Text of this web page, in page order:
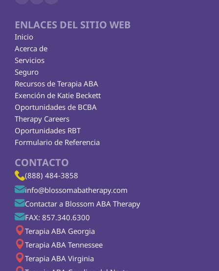
ENLACES DEL SITIO WEB
Inicio
Acerca de
Servicios
Seguro
Exención de Katie Beckett
Recursos de Terapia ABA
Therapy Careers
Oportunidades de BCBA
Oportunidades RBT
Formulario de Referencia
CONTACTO
(888) 484-3858
info@blossomabatherapy.com
Contactar a Blossom ABA Therapy
FAX: 857.340.6300
Terapia ABA Georgia
Terapia ABA Tennessee
Terapia ABA Virginia